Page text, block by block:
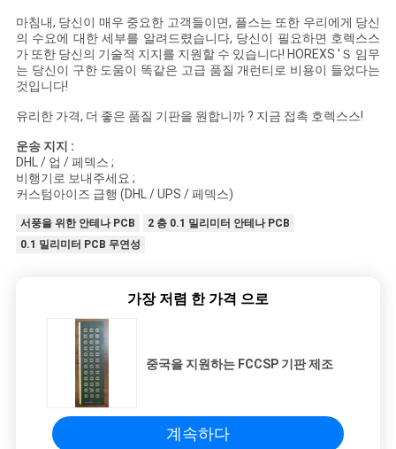
마침내, 당신이 매우 중요한 고객들이면, 플스는 또한 우리에게 당신
의 수요에 대한 세부를 알려드렸습니다, 당신이 필요하면 호렉스스
가 또한 당신의 기술적 지지를 지원할 수 있습니다! HOREXS 'Ｓ 임무
는 당신이 구한 도움이 똑같은 고급 품질 개런티로 비용이 들었다는
것입니다!
유리한 가격, 더 좋은 품질 기판을 원합니까 ? 지금 접촉 호렉스스!
운송 지지 :
DHL / 업 / 페덱스 ;
비행기로 보내주세요 ;
커스텀아이즈 급행 (DHL / UPS / 페덱스)
서풍을 위한 안테나 PCB
2 층 0.1 밀리미터 안테나 PCB
0.1 밀리미터 PCB 무연성
가장 저렴 한 가격 으로
중국을 지원하는 FCCSP 기판 제조
계속하다